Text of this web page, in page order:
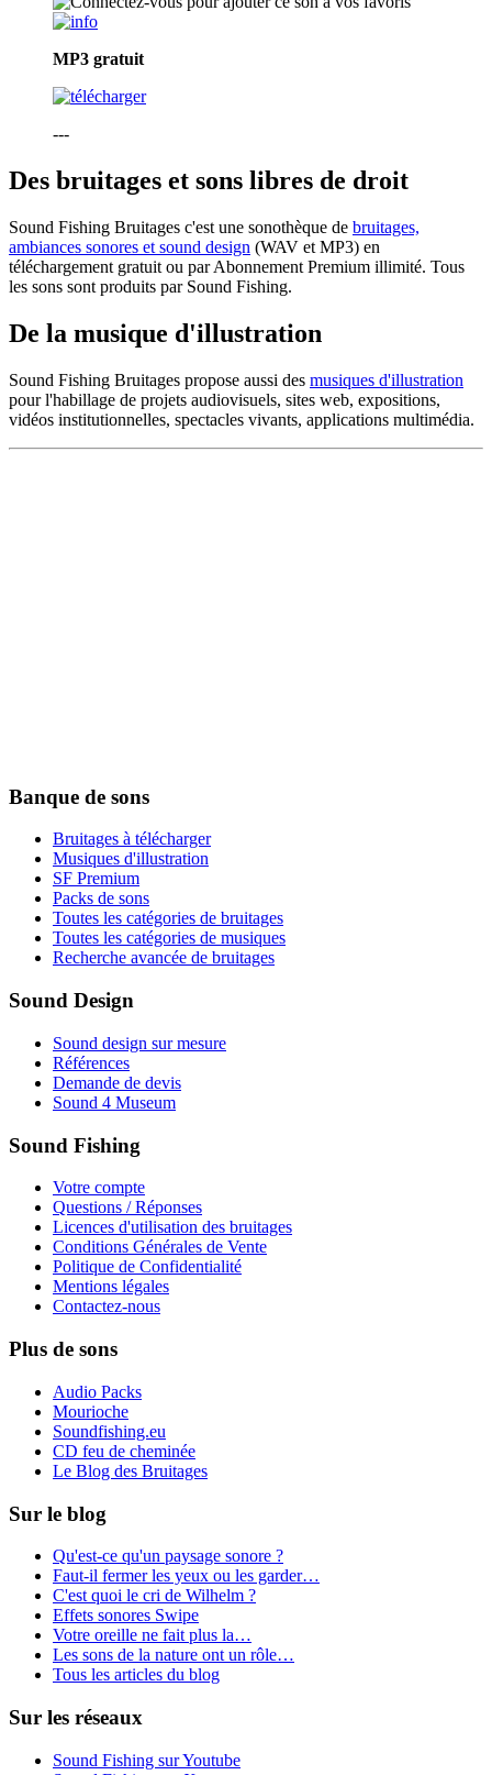
MP3 gratuit
---
Des bruitages et sons libres de droit
Sound Fishing Bruitages c'est une sonothèque de bruitages,
ambiances sonores et sound design (WAV et MP3) en
téléchargement gratuit ou par Abonnement Premium illimité. Tous
les sons sont produits par Sound Fishing.
De la musique d'illustration
Sound Fishing Bruitages propose aussi des musiques d'illustration
pour l'habillage de projets audiovisuels, sites web, expositions,
vidéos institutionnelles, spectacles vivants, applications multimédia.
Banque de sons
Bruitages à télécharger
Musiques d'illustration
SF Premium
Packs de sons
Toutes les catégories de bruitages
Toutes les catégories de musiques
Recherche avancée de bruitages
Sound Design
Sound design sur mesure
Références
Demande de devis
Sound 4 Museum
Sound Fishing
Votre compte
Questions / Réponses
Licences d'utilisation des bruitages
Conditions Générales de Vente
Politique de Confidentialité
Mentions légales
Contactez-nous
Plus de sons
Audio Packs
Mourioche
Soundfishing.eu
CD feu de cheminée
Le Blog des Bruitages
Sur le blog
Qu'est-ce qu'un paysage sonore ?
Faut-il fermer les yeux ou les garder…
C'est quoi le cri de Wilhelm ?
Effets sonores Swipe
Votre oreille ne fait plus la…
Les sons de la nature ont un rôle…
Tous les articles du blog
Sur les réseaux
Sound Fishing sur Youtube